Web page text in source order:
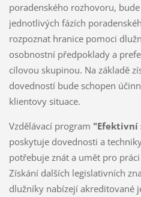
poradenského rozhovoru,
jednotlivých fázích
rozpoznat hranice pomoci
osobnostní předpoklady a
cílovou skupinou. Na základě
dovedností bude schopen
klientovy situace.
Vzdělávací program "Efektivní
poskytuje dovednosti a
potřebuje znát a umět pro
Získání dalších legislativních
dlužníky nabízejí akreditované